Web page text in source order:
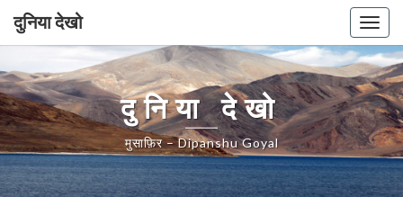
दुनिया देखो
दुनिया देखो
मुसाफ़िर – Dipanshu Goyal